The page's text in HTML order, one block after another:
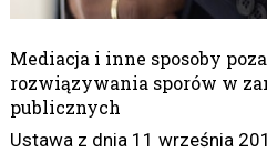
Mediacja i inne sposoby
rozwiązywania sporów w
publicznych
Ustawa z dnia 11 września